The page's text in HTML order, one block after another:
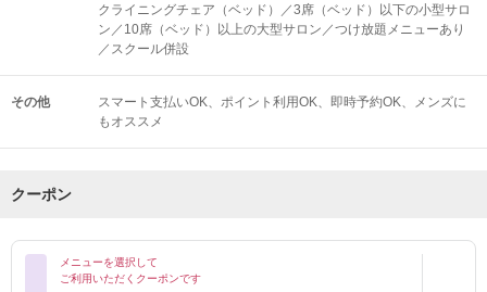
クライニングチェア（ベッド）／3席（ベッド）以下の小型サロ
ン／10席（ベッド）以上の大型サロン／つけ放題メニューあり
／スクール併設
その他 スマート支払いOK ポイント利用OK 即時予約OK
メンズに
もオススメ
クーポン
メニューを選択して
ご利用いただくクーポンです